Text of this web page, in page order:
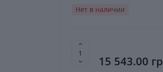
Нет в наличии
15 543.00